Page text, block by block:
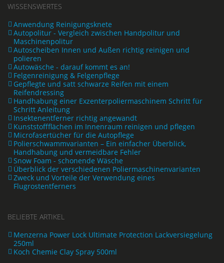
WISSENSWERTES
Anwendung Reinigungsknete
Autopolitur - Vergleich zwischen Handpolitur und
Maschinenpolitur
Autoscheiben Innen und Außen richtig reinigen und
polieren
Autowäsche - darauf kommt es an!
Felgenreinigung & Felgenpflege
Gepflegte und satt schwarze Reifen mit einem
Reifendressing
Handhabung einer Exzenterpoliermaschinem Schritt für
Schritt Anleitung
Insektenentferner richtig angewandt
Kunststoffflächen im Innenraum reinigen und pflegen
Microfasertücher für die Autopflege
Polierschwammvarianten – Ein einfacher Überblick,
Handhabung und vermeidbare Fehler
Snow Foam - schonende Wäsche
Überblick der verschiedenen Poliermaschinenvarianten
Zweck und Vorteile der Verwendung eines
Flugrostentferners
BELIEBTE ARTIKEL
Menzerna Power Lock Ultimate Protection Lackversiegelung
250ml
Koch Chemie Clay Spray 500ml